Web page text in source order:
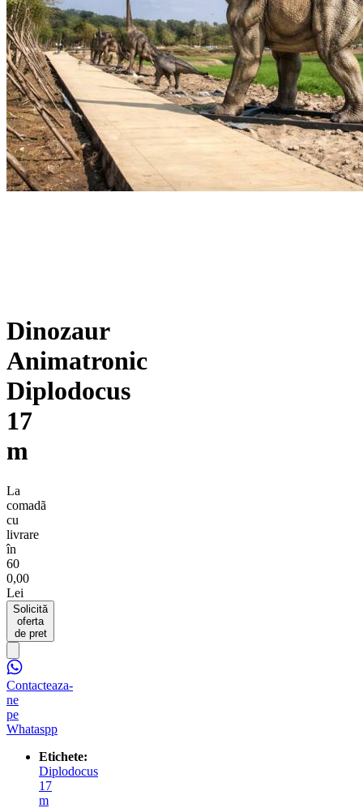
Dinozaur
Animatronic
Diplodocus
17
m
La
comadã
cu
livrare
în
60
0,00
Lei
Solicită
oferta
de pret
Contacteaza-
ne
pe
Whataspp
Etichete:
Diplodocus
17
m